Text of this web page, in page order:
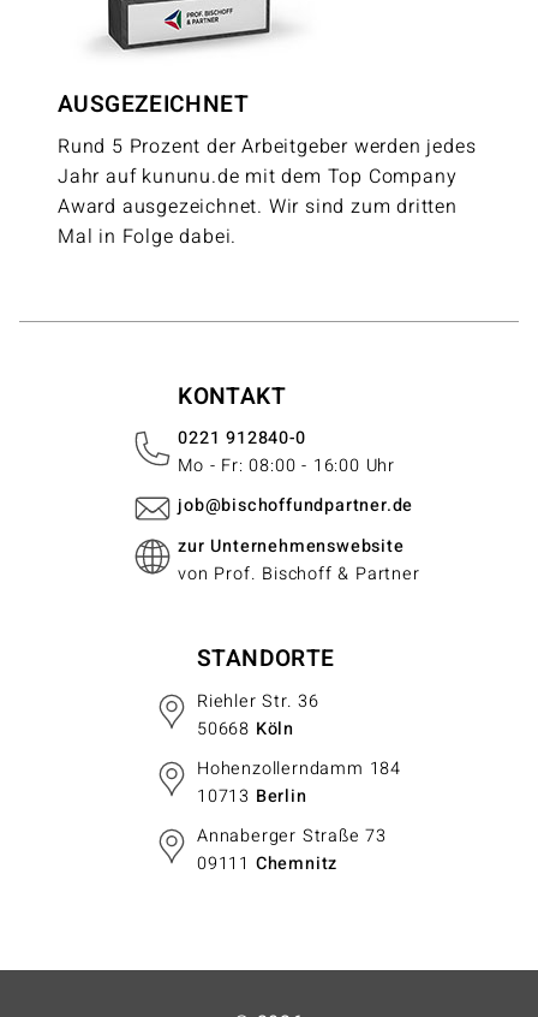
AUSGEZEICHNET
Rund 5 Prozent der Arbeitgeber werden jedes
Jahr auf kununu.de mit dem Top Company
Award ausgezeichnet. Wir sind zum dritten
Mal in Folge dabei.
KONTAKT
0221 912840-0
Mo - Fr: 08:00 - 16:00 Uhr
job@bischoffundpartner.de
zur Unternehmenswebsite
von Prof. Bischoff & Partner
STANDORTE
Riehler Str. 36
50668 Köln
Hohenzollerndamm 184
10713 Berlin
Annaberger Straße 73
09111 Chemnitz